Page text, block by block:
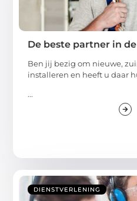
De beste partner in
Ben jij bezig om nieuwe,
installeren en heeft u daar
...
DIENSTVERLENING